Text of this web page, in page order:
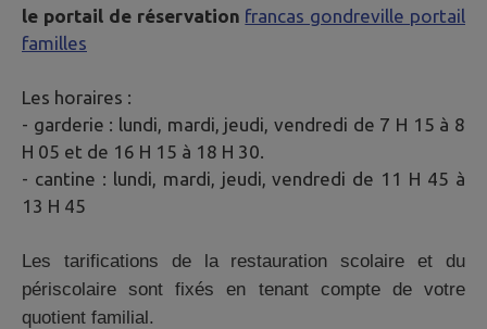
le portail de réservation francas gondreville portail
familles
Les horaires :
- garderie : lundi, mardi, jeudi, vendredi de 7 H 15 à 8
H 05 et de 16 H 15 à 18 H 30.
- cantine : lundi, mardi, jeudi, vendredi de 11 H 45 à
13 H 45
Les tarifications de la restauration scolaire et du
périscolaire sont fixés en tenant compte de votre
quotient familial.